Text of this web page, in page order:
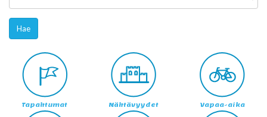
Hae
Tapahtumat Nähtävyydet Vapaa-aika